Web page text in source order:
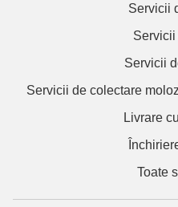
Servicii
Servicii
Servicii de colectare
Livrare
Toate